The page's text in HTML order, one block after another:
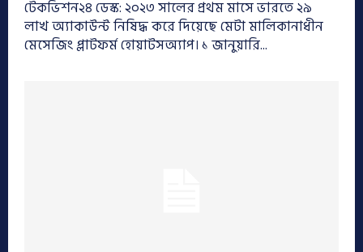
টেকভিশন২৪ ডেস্ক: ২০২৩ সালের প্রথম মাসে ভারতে ২৯
লাখ অ্যাকাউন্ট নিষিদ্ধ করে দিয়েছে মেটা মালিকানাধীন
মেসেজিং প্লাটফর্ম হোয়াটসঅ্যাপ। ১ জানুয়ারি...